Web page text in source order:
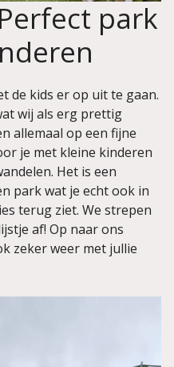
park
de kids er op uit te gaan.
wij als erg prettig
allemaal op een fijne
je met kleine kinderen
Het is een
park wat je echt ook in
terug ziet. We strepen
af! Op naar ons
zeker weer met jullie